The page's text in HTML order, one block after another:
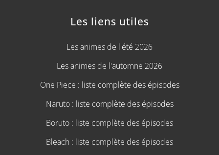
Les liens utiles
Les animes de l'été 2026
Les animes de l'automne 2026
One Piece : liste complète des épisodes
Naruto : liste complète des épisodes
Boruto : liste complète des épisodes
Bleach : liste complète des épisodes